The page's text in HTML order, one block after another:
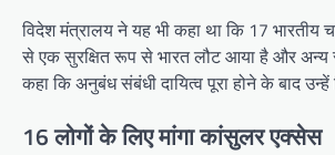
विदेश मंत्रालय ने यह भी कहा था कि 17
से एक सुरक्षित रूप से भारत लौट आया है और अन्य
कहा कि अनुबंध संबंधी दायित्व पूरा होने के बाद उन्हें
16 लोगों के लिए मांगा कांसुलर एक्सेस